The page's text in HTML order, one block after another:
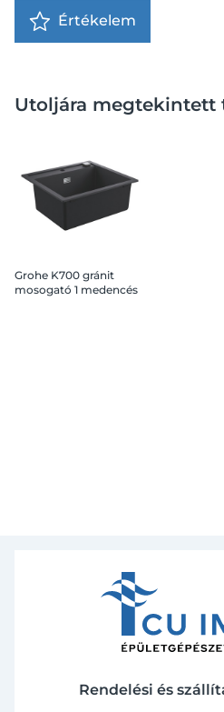
Értékelem
Utoljára megtekintett
Grohe K700 gránit
mosogató 1 medencés
Rendelési és